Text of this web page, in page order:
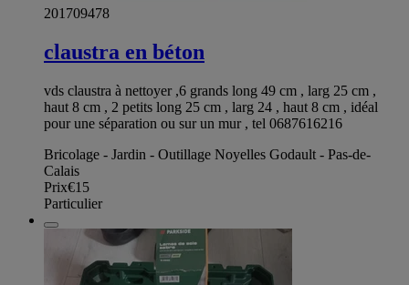
201709478
claustra en béton
vds claustra à nettoyer ,6 grands long 49 cm , larg 25 cm ,
haut 8 cm , 2 petits long 25 cm , larg 24 , haut 8 cm , idéal
pour une séparation ou sur un mur , tel 0687616216
Bricolage - Jardin - Outillage Noyelles Godault - Pas-de-
Calais
Prix€15
Particulier